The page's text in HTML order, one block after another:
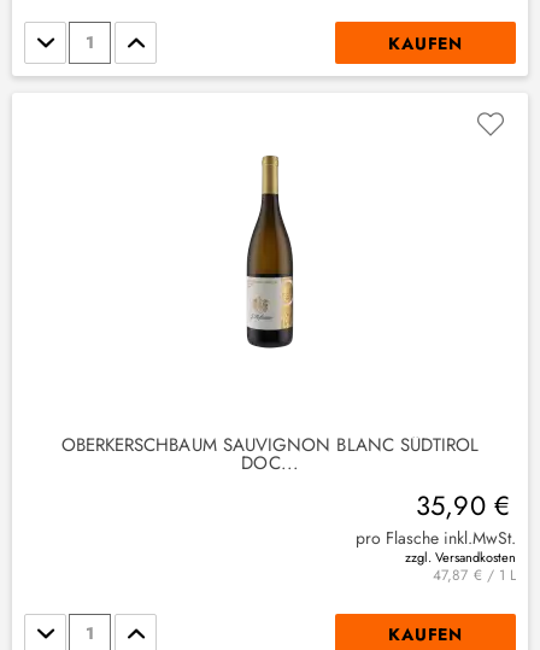
Stückzahl KAUFEN
OBERKERSCHBAUM SAUVIGNON BLANC SÜDTIROL
DOC...
35,90 €
pro Flasche inkl.MwSt.
zzgl. Versandkosten
47,87 € / 1 L
Stückzahl KAUFEN